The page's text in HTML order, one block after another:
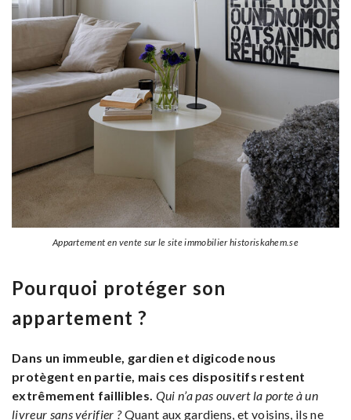
Appartement en vente sur le site immobilier historiskahem.se
Pourquoi protéger son
appartement ?
Dans un immeuble, gardien et digicode nous
protègent en partie, mais ces dispositifs restent
extrêmement faillibles. Qui n’a pas ouvert la porte à un
livreur sans vérifier ?Quant aux gardiens, et voisins, ils ne